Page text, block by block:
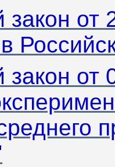
закон
закон